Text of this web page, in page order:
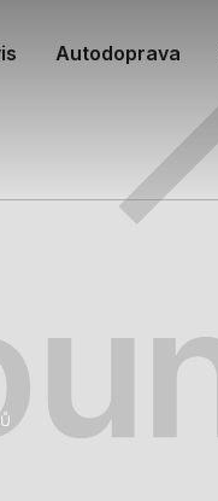
Autodoprava